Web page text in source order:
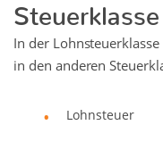
Steuerklasse
In der
in den anderen
Lohnsteuer